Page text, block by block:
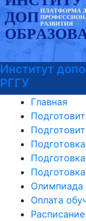
Институт
РГГУ
Главная
Олимпиада
Оплата